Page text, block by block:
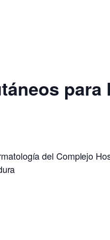
para
del Complejo